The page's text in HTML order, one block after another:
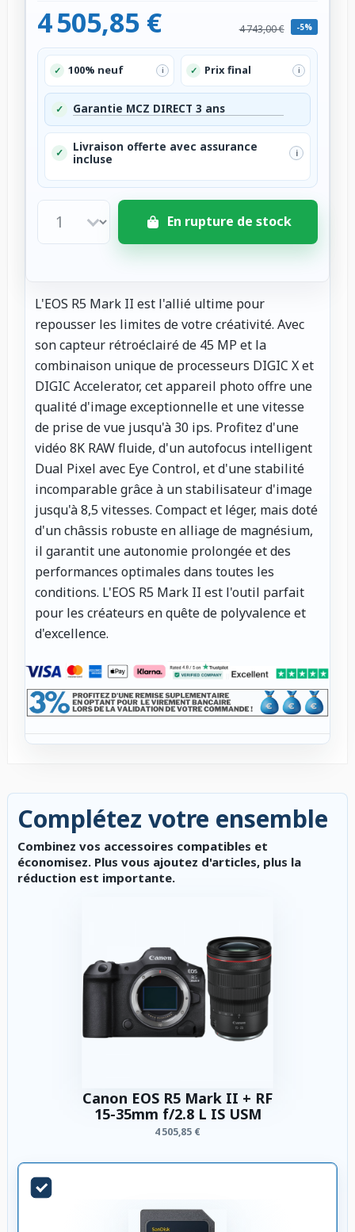
4 505,85 € 4 743,00 € -5%
✓ 100% neuf i ✓ Prix final i
✓ Garantie MCZ DIRECT 3 ans
✓
Livraison offerte avec assurance
incluse
i
En rupture de stock
L'EOS R5 Mark II est l'allié ultime pour
repousser les limites de votre créativité. Avec
son capteur rétroéclairé de 45 MP et la
combinaison unique de processeurs DIGIC X et
DIGIC Accelerator, cet appareil photo offre une
qualité d'image exceptionnelle et une vitesse
de prise de vue jusqu'à 30 ips. Profitez d'une
vidéo 8K RAW fluide, d'un autofocus intelligent
Dual Pixel avec Eye Control, et d'une stabilité
incomparable grâce à un stabilisateur d'image
jusqu'à 8,5 vitesses. Compact et léger, mais doté
d'un châssis robuste en alliage de magnésium,
il garantit une autonomie prolongée et des
performances optimales dans toutes les
conditions. L'EOS R5 Mark II est l'outil parfait
pour les créateurs en quête de polyvalence et
d'excellence.
Complétez votre ensemble
Combinez vos accessoires compatibles et
économisez. Plus vous ajoutez d'articles, plus la
réduction est importante.
Canon EOS R5 Mark II + RF
15-35mm f/2.8 L IS USM
4 505,85 €